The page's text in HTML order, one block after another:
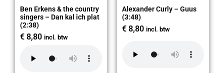
Ben Erkens & the country
singers – Dan kal ich plat
(2:38)
€ 8,80 incl. btw
Alexander Curly – Guus
(3:48)
€ 8,80 incl. btw